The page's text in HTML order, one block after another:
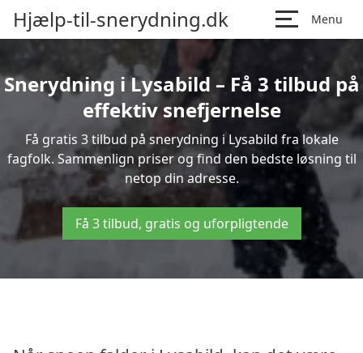
Hjælp-til-snerydning.dk Menu
Snerydning i Lysabild – Få 3 tilbud på
effektiv snefjernelse
Få gratis 3 tilbud på snerydning i Lysabild fra lokale
fagfolk. Sammenlign priser og find den bedste løsning til
netop din adresse.
Få 3 tilbud, gratis og uforpligtende